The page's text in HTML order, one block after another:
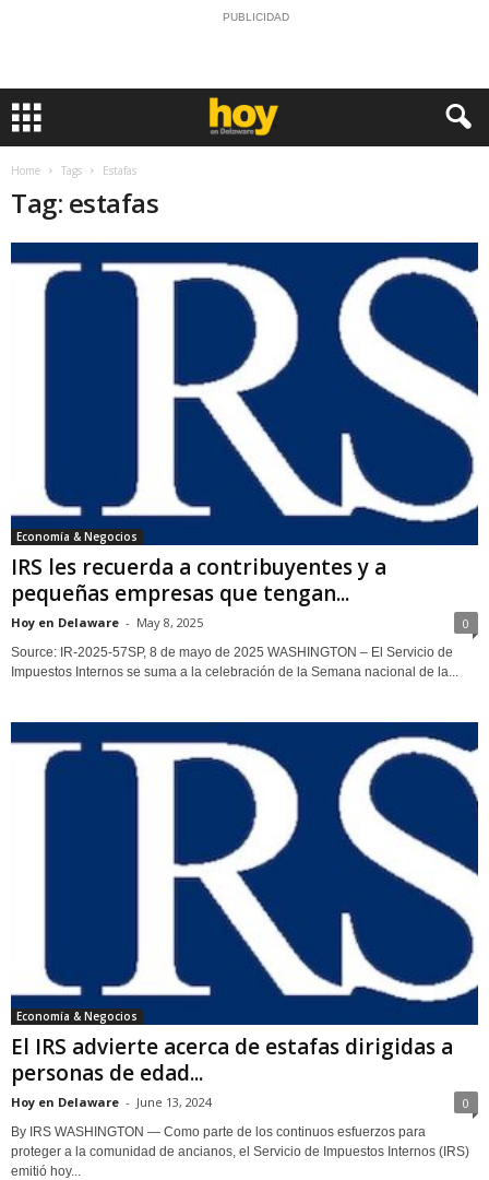
PUBLICIDAD
Home Tags Estafas
Tag: estafas
Economía & Negocios
IRS les recuerda a contribuyentes y a
pequeñas empresas que tengan...
Hoy en Delaware - May 8, 2025 0
Source: IR-2025-57SP, 8 de mayo de 2025 WASHINGTON – El Servicio de
Impuestos Internos se suma a la celebración de la Semana nacional de la...
Economía & Negocios
El IRS advierte acerca de estafas dirigidas a
personas de edad...
Hoy en Delaware - June 13, 2024 0
By IRS WASHINGTON — Como parte de los continuos esfuerzos para
proteger a la comunidad de ancianos, el Servicio de Impuestos Internos (IRS)
emitió hoy...